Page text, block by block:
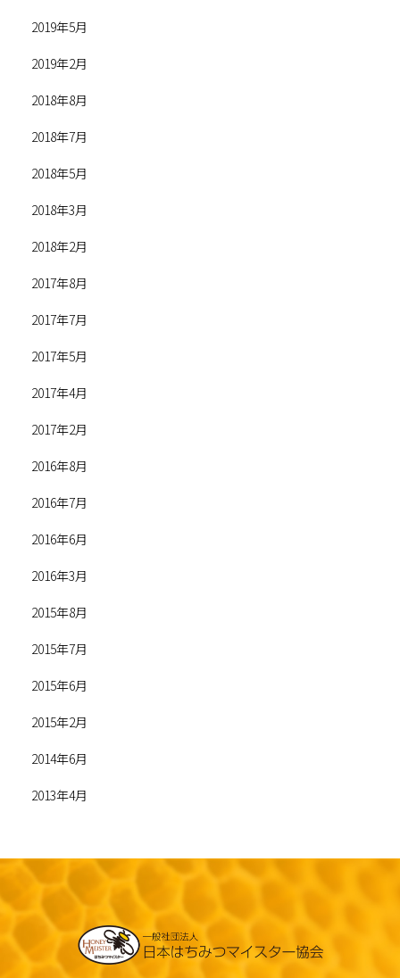
2019年5月
2019年2月
2018年8月
2018年7月
2018年5月
2018年3月
2018年2月
2017年8月
2017年7月
2017年5月
2017年4月
2017年2月
2016年8月
2016年7月
2016年6月
2016年3月
2015年8月
2015年7月
2015年6月
2015年2月
2014年6月
2013年4月